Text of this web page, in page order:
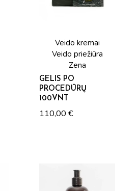
Veido kremai
Veido priežiūra
Zena
GELIS PO
PROCEDŪRŲ
100VNT
110,00 €